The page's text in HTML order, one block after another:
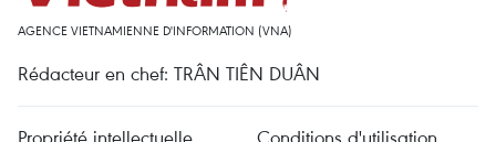
AGENCE VIETNAMIENNE D'INFORMATION (VNA)
Rédacteur en chef: TRÂN TIÊN DUÂN